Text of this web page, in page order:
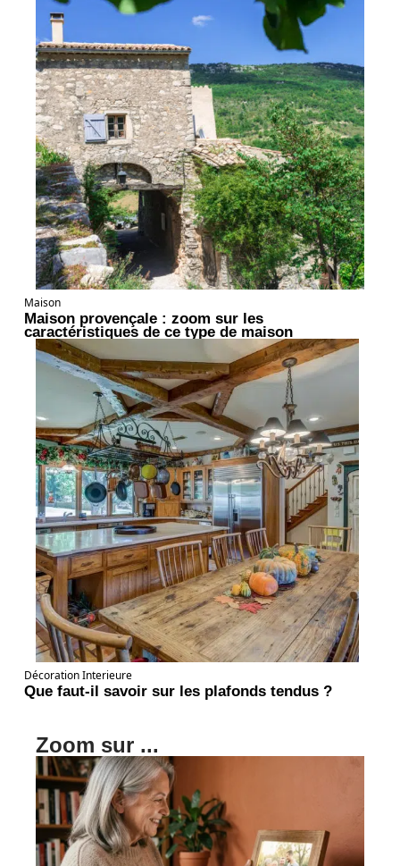
Maison
Maison provençale : zoom sur les
caractéristiques de ce type de maison
Décoration Interieure
Que faut-il savoir sur les plafonds tendus ?
Zoom sur ...